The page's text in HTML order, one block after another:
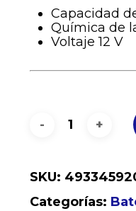
Capacidad
Química de
Voltaje 12 V
SKU:
Categorías: